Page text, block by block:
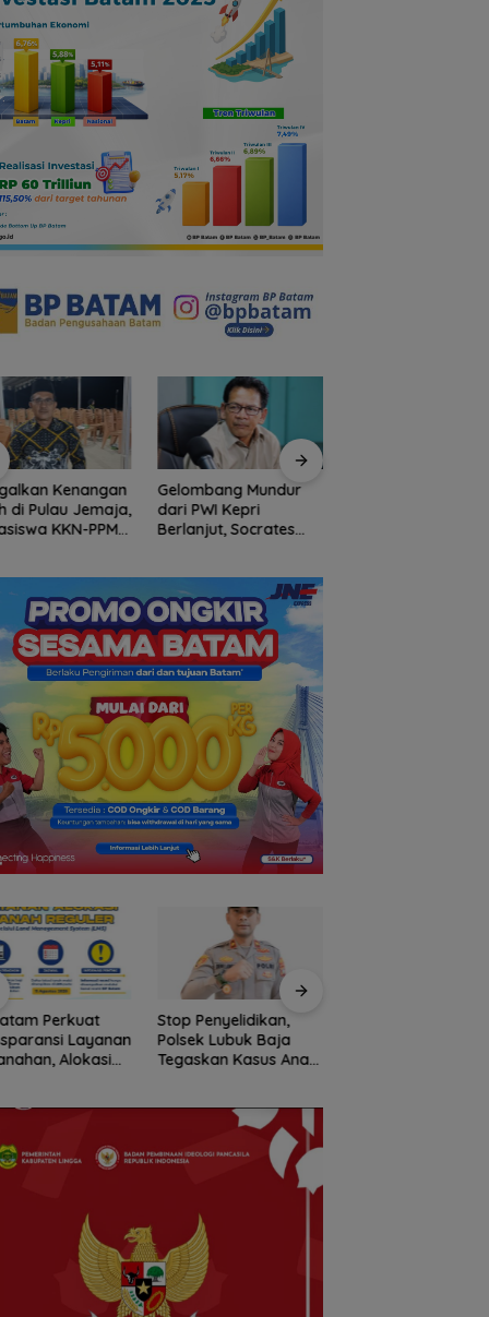
Kenangan
di Pulau Jemaja,
KKN-PPM
Kades Bukit Padi
Gelombang Mundur
dari PWI Kepri
Berlanjut, Socrates
Ikut Tinggalkan
Organisasi
Perkuat
Layanan
Alokasi
Stop Penyelidikan,
Polsek Lubuk Baja
Tegaskan Kasus Anak